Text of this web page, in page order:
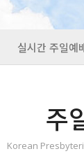
실시간 주일예
주
Korean